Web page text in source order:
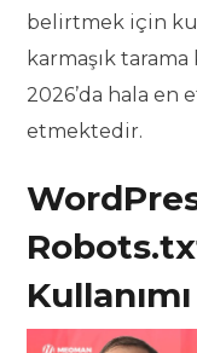
belirtmek için
karmaşık
2026’da hala en
etmektedir.
Kullanımı